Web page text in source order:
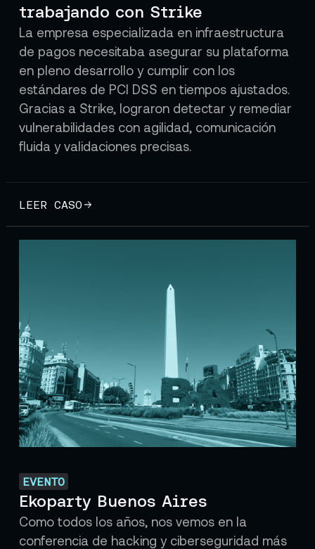
trabajando con Strike
La empresa especializada en infraestructura
de pagos necesitaba asegurar su plataforma
en pleno desarrollo y cumplir con los
estándares de PCI DSS en tiempos ajustados.
Gracias a Strike, lograron detectar y remediar
vulnerabilidades con agilidad, comunicación
fluida y validaciones precisas.
LEER CASO
EVENTO
Ekoparty Buenos Aires
Como todos los años, nos vemos en la
conferencia de hacking y ciberseguridad más